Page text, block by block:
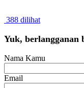
388 dilihat
Yuk,
Nama Kamu
Email